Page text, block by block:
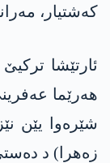
کەشتیار،
شێرەوا یێن
زەھرا) د